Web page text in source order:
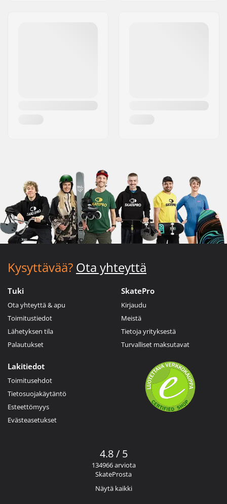
Kysyttävää? Ota yhteyttä
Tuki
Ota yhteyttä & apu
Toimitustiedot
Lähetyksen tila
Palautukset
SkatePro
Kirjaudu
Meistä
Tietoja yrityksestä
Turvalliset maksutavat
Lakitiedot
Toimitusehdot
Tietosuojakäytäntö
Esteettömyys
Evästeasetukset
4.8 / 5
134966 arviota
SkateProsta
Näytä kaikki